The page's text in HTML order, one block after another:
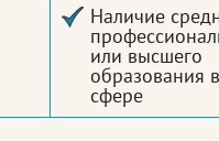
Наличие
или высшего
образования
сфере